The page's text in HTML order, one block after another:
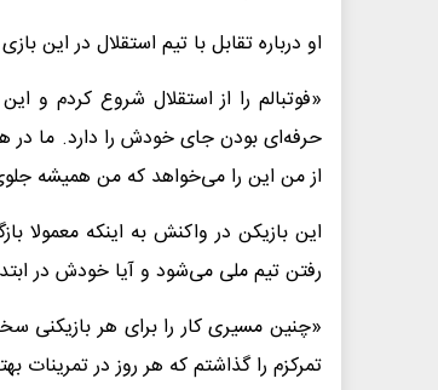
او درباره تقابل با تیم استقلال در این
«فوتبالم را از استقلال شروع کردم و
حرفه‌ای بودن جای خودش را دارد. ما در
از من این را می‌خواهد که من همیشه
این بازیکن در واکنش به اینکه معمولا
رفتن تیم ملی می‌شود و آیا خودش در
«چنین مسیری کار را برای هر
تمرکزم را گذاشتم که هر روز در تمرینات